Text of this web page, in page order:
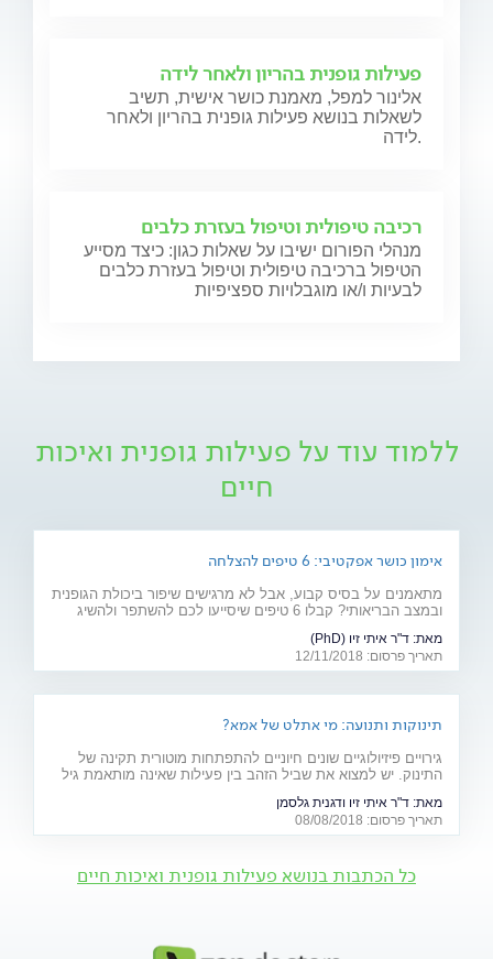
פעילות גופנית בהריון ולאחר לידה
אלינור למפל, מאמנת כושר אישית, תשיב
לשאלות בנושא פעילות גופנית בהריון ולאחר
לידה.
רכיבה טיפולית וטיפול בעזרת כלבים
מנהלי הפורום ישיבו על שאלות כגון: כיצד מסייע
הטיפול ברכיבה טיפולית וטיפול בעזרת כלבים
לבעיות ו/או מוגבלויות ספציפיות
ללמוד עוד על פעילות גופנית ואיכות
חיים
אימון כושר אפקטיבי: 6 טיפים להצלחה
מתאמנים על בסיס קבוע, אבל לא מרגישים שיפור ביכולת הגופנית
ובמצב הבריאותי? קבלו 6 טיפים שיסייעו לכם להשתפר ולהשיג
מאת: ד"ר איתי זיו (PhD)
תאריך פרסום: 12/11/2018
תינוקות ותנועה: מי אתלט של אמא?
גירויים פיזיולוגיים שונים חיוניים להתפתחות מוטורית תקינה של
התינוק. יש למצוא את שביל הזהב בין פעילות שאינה מותאמת גיל
"בטטת כורסה". למקומות, היכון - זחל!
מאת: ד"ר איתי זיו ודגנית גלסמן
תאריך פרסום: 08/08/2018
כל הכתבות בנושא פעילות גופנית ואיכות חיים